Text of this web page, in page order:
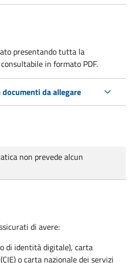
presentando tutta la
in formato PDF.
da allegare
non prevede alcun
di avere:
di identità digitale), carta
o carta nazionale dei servizi